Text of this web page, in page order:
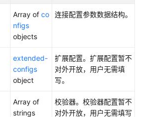
Array of co
nfigs
objects
连接配置参数数据结构。
extended-
configs
object
扩展配置。扩展配置暂不
对外开放，用户无需填
写。
Array of
strings
校验器。校验器配置暂不
对外开放，用户无需填写